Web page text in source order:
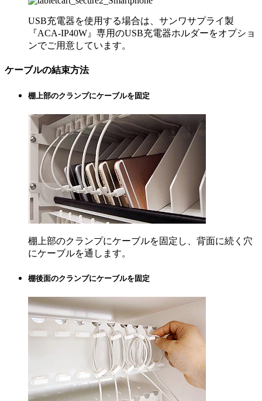
USB充電器を使用する場合は、サンワサプライ製
『ACA-IP40W』専用のUSB充電器ホルダーをオプショ
ンでご用意しています。
ケーブルの結束方法
棚上部のクランプにケーブルを固定
棚上部のクランプにケーブルを固定し、背面に続く穴
にケーブルを通します。
棚後面のクランプにケーブルを固定